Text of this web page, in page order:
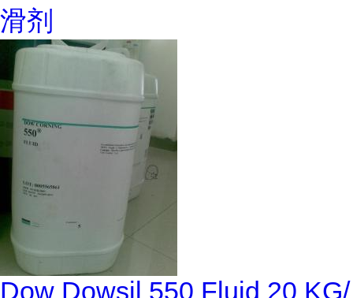
滑剂
Dow Dowsil 550 Fluid 20 KG/